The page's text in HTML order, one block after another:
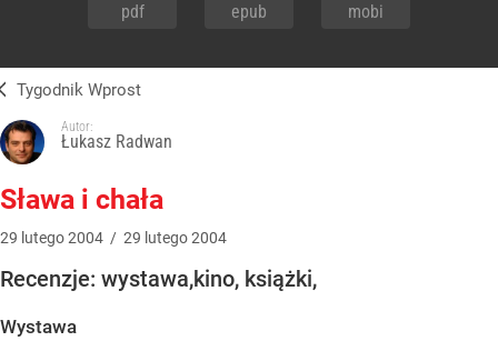
pdf epub mobi
Tygodnik Wprost
Autor:
Łukasz Radwan
Sława i chała
29 lutego2004 / 29 lutego2004
Recenzje: wystawa,kino, książki,
Wystawa